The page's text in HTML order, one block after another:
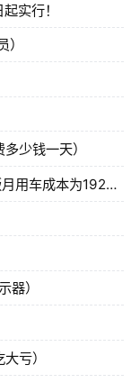
实行！
少钱一天）
荣威550多少钱一台（荣威550插电式混动版月用车成本为1929）
器）
亏）